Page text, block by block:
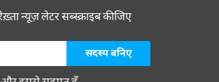
न्यूज़ लेटर सब्स्क्राइब कीजिए